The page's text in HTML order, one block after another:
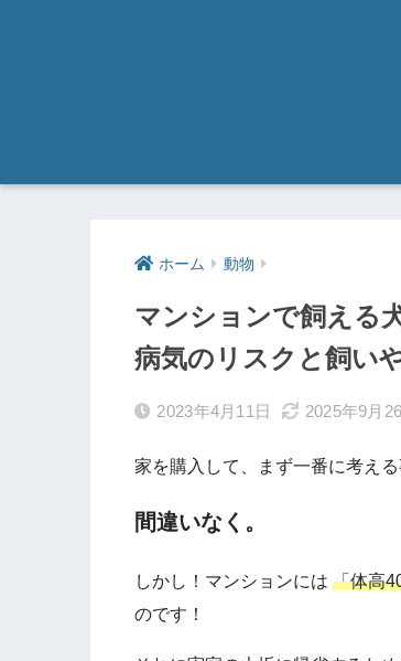
ホーム 動物
マンションで飼える
病気のリスクと飼い
2023年4月11日 2025年9月
家を購入して、まず一番に考え
間違いなく。
しかし！マンションには 「体高
のです！